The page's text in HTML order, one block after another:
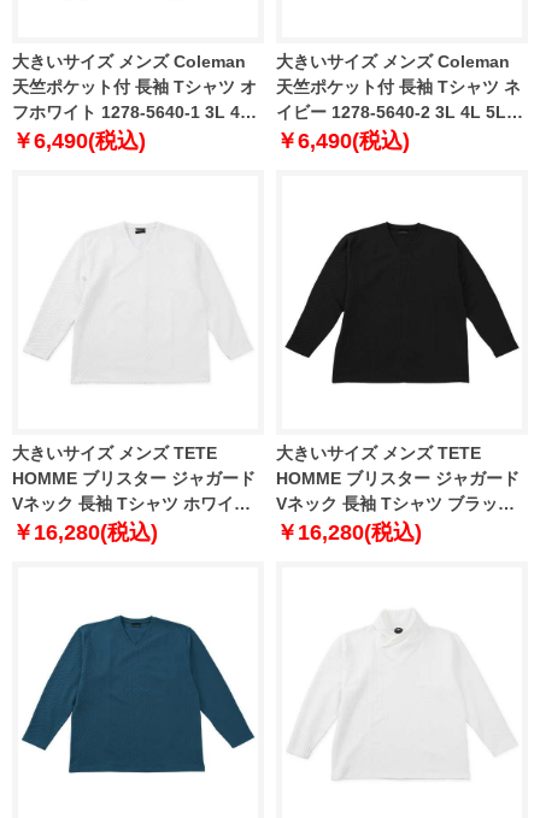
大きいサイズ メンズ Coleman
天竺ポケット付 長袖 Tシャツ オ
フホワイト 1278-5640-1 3L 4L
5L 6L
￥6,490(税込)
大きいサイズ メンズ Coleman
天竺ポケット付 長袖 Tシャツ ネ
イビー 1278-5640-2 3L 4L 5L
6L
￥6,490(税込)
大きいサイズ メンズ TETE
HOMME ブリスター ジャガード
Vネック 長袖 Tシャツ ホワイト
1278-5645-1 3L 4L 5L 6L
￥16,280(税込)
大きいサイズ メンズ TETE
HOMME ブリスター ジャガード
Vネック 長袖 Tシャツ ブラック
1278-5645-2 3L 4L 5L 6L
￥16,280(税込)